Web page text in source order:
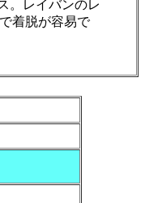
。レイバンのレ
着脱が容易で